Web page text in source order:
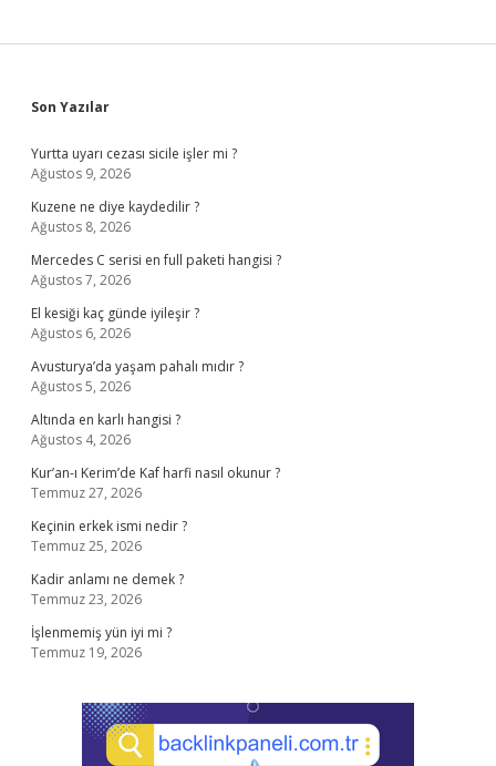
Sidebar
Son Yazılar
Yurtta uyarı cezası sicile işler mi ?
Ağustos 9, 2026
Kuzene ne diye kaydedilir ?
Ağustos 8, 2026
Mercedes C serisi en full paketi hangisi ?
Ağustos 7, 2026
El kesiği kaç günde iyileşir ?
Ağustos 6, 2026
Avusturya’da yaşam pahalı mıdır ?
Ağustos 5, 2026
Altında en karlı hangisi ?
Ağustos 4, 2026
Kur’an-ı Kerim’de Kaf harfi nasıl okunur ?
Temmuz 27, 2026
Keçinin erkek ismi nedir ?
Temmuz 25, 2026
Kadir anlamı ne demek ?
Temmuz 23, 2026
İşlenmemiş yün iyi mi ?
Temmuz 19, 2026